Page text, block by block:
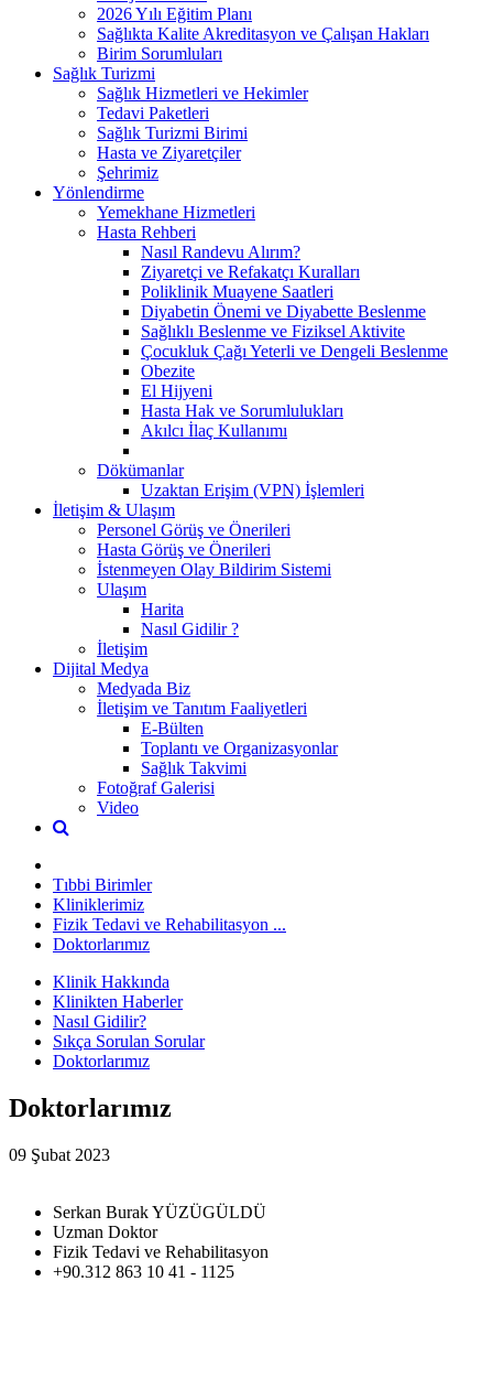
2026 Yılı Eğitim Planı
Sağlıkta Kalite Akreditasyon ve Çalışan Hakları
Birim Sorumluları
Sağlık Turizmi
Sağlık Hizmetleri ve Hekimler
Tedavi Paketleri
Sağlık Turizmi Birimi
Hasta ve Ziyaretçiler
Şehrimiz
Yönlendirme
Yemekhane Hizmetleri
Hasta Rehberi
Nasıl Randevu Alırım?
Ziyaretçi ve Refakatçı Kuralları
Poliklinik Muayene Saatleri
Diyabetin Önemi ve Diyabette Beslenme
Sağlıklı Beslenme ve Fiziksel Aktivite
Çocukluk Çağı Yeterli ve Dengeli Beslenme
Obezite
El Hijyeni
Hasta Hak ve Sorumlulukları
Akılcı İlaç Kullanımı
Dökümanlar
Uzaktan Erişim (VPN) İşlemleri
İletişim & Ulaşım
Personel Görüş ve Önerileri
Hasta Görüş ve Önerileri
İstenmeyen Olay Bildirim Sistemi
Ulaşım
Harita
Nasıl Gidilir ?
İletişim
Dijital Medya
Medyada Biz
İletişim ve Tanıtım Faaliyetleri
E-Bülten
Toplantı ve Organizasyonlar
Sağlık Takvimi
Fotoğraf Galerisi
Video
Tıbbi Birimler
Kliniklerimiz
Fizik Tedavi ve Rehabilitasyon ...
Doktorlarımız
Klinik Hakkında
Klinikten Haberler
Nasıl Gidilir?
Sıkça Sorulan Sorular
Doktorlarımız
Doktorlarımız
09 Şubat 2023
Serkan Burak YÜZÜGÜLDÜ
Uzman Doktor
Fizik Tedavi ve Rehabilitasyon
+90.312 863 10 41 - 1125